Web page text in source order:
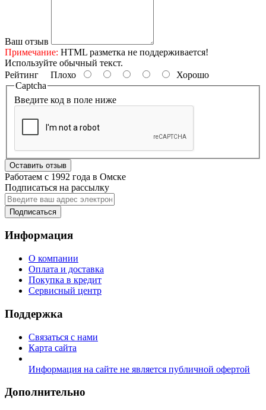
Ваш отзыв
Примечание: HTML разметка не поддерживается!
Используйте обычный текст.
Рейтинг Плохо
Хорошо
Captcha
Введите код в поле ниже
Оставить отзыв
Работаем с 1992 года в Омске
Подписаться на рассылку
Подписаться
Информация
О компании
Оплата и доставка
Покупка в кредит
Сервисный центр
Поддержка
Связаться с нами
Карта сайта
Информация на сайте не является публичной офертой
Дополнительно